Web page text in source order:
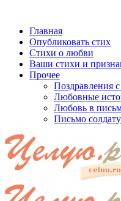
Главная
Опубликовать стих
Стихи о любви
Ваши стихи и
Прочее
Поздравления
Любовные
Любовь в
Письмо солдату